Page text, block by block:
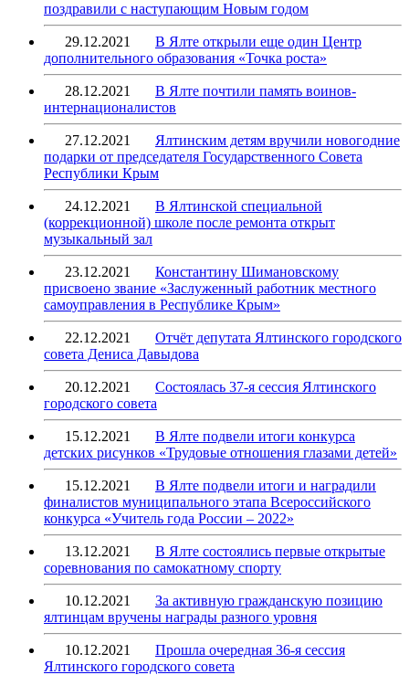
поздравили с наступающим Новым годом
29.12.2021
В Ялте открыли еще один Центр
дополнительного образования «Точка роста»
28.12.2021
В Ялте почтили память воинов-
интернационалистов
27.12.2021
Ялтинским детям вручили новогодние
подарки от председателя Государственного Совета
Республики Крым
24.12.2021
В Ялтинской специальной
(коррекционной) школе после ремонта открыт
музыкальный зал
23.12.2021
Константину Шимановскому
присвоено звание «Заслуженный работник местного
самоуправления в Республике Крым»
22.12.2021
Отчёт депутата Ялтинского городского
совета Дениса Давыдова
20.12.2021
Состоялась 37-я сессия Ялтинского
городского совета
15.12.2021
В Ялте подвели итоги конкурса
детских рисунков «Трудовые отношения глазами детей»
15.12.2021
В Ялте подвели итоги и наградили
финалистов муниципального этапа Всероссийского
конкурса «Учитель года России – 2022»
13.12.2021
В Ялте состоялись первые открытые
соревнования по самокатному спорту
10.12.2021
За активную гражданскую позицию
ялтинцам вручены награды разного уровня
10.12.2021
Прошла очередная 36-я сессия
Ялтинского городского совета